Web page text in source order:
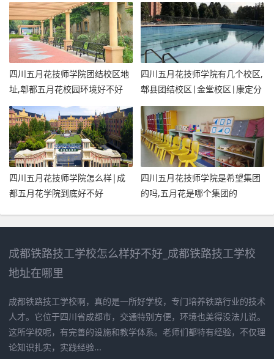
四川五月花技师学院团结校区地
址,郫都五月花校园环境好不好
四川五月花技师学院有几个校区,
郫县团结校区|金堂校区|康定分
校
四川五月花技师学院怎么样|成
都五月花学院到底好不好
四川五月花技师学院是希望集团
的吗,五月花是哪个集团的
成都铁路技工学校怎么样好不好_成都铁路技工学校
地址在哪里
成都铁路技工学校啊，真的是一所好学校，专门培养铁路行业的技术
人才。它位于四川省成都市，交通特别方便，环境也美得没法儿说。
这所学校呢，有完善的设施和教学体系。老师们都特有经验，不仅理
论知识扎实，实践经验...